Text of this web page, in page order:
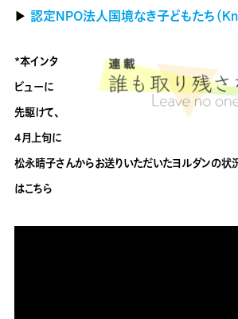
▶︎ 認定NPO法人国境なき子どもたち（
*本インタ
ビューに
先駆けて、
4月上旬に
松永晴子さんからお送りいただいたヨルダンの状
はこちら